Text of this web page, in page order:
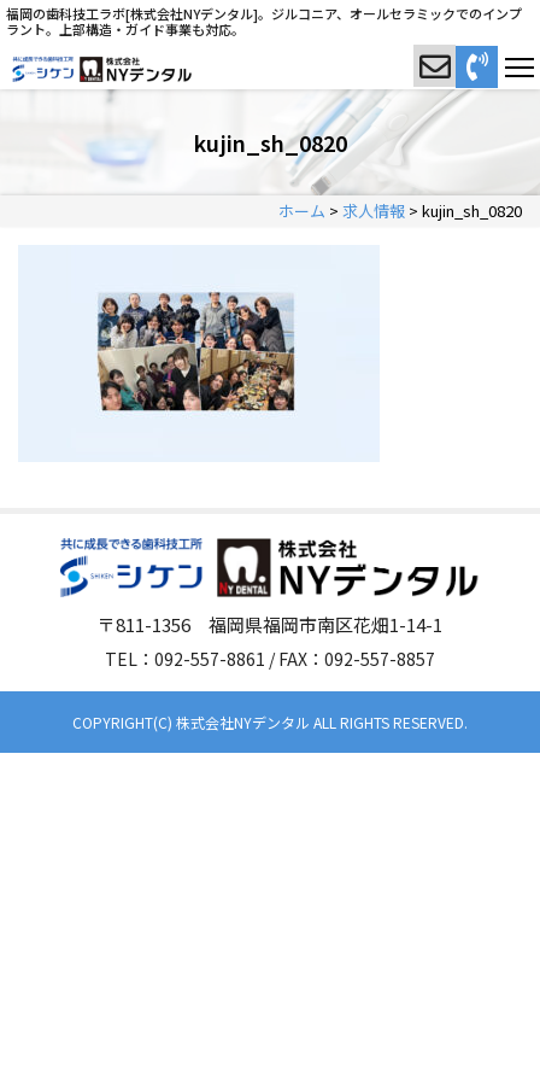
福岡の歯科技工ラボ[株式会社NYデンタル]。ジルコニア、オールセラミックでのインプ
ラント。上部構造・ガイド事業も対応。
kujin_sh_0820
ホーム > 求人情報 > kujin_sh_0820
〒811-1356 福岡県福岡市南区花畑1-14-1
TEL：092-557-8861 / FAX：092-557-8857
COPYRIGHT(C) 株式会社NYデンタル ALL RIGHTS RESERVED.